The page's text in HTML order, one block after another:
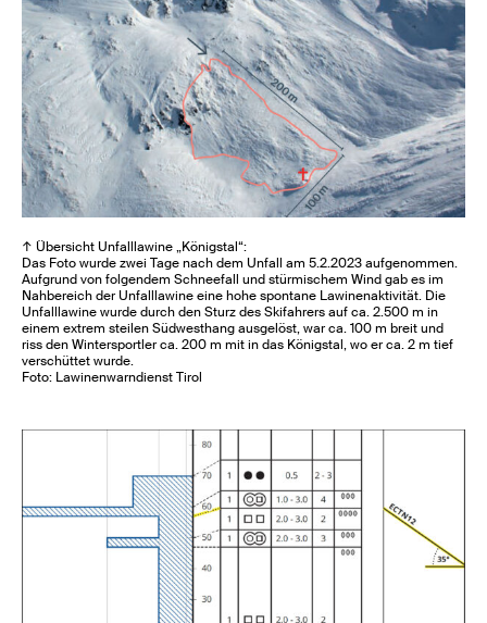
↑ Übersicht Unfalllawine „Königstal“:
Das Foto wurde zwei Tage nach dem Unfall am 5.2.2023 aufgenommen.
Aufgrund von folgendem Schneefall und stürmischem Wind gab es im
Nahbereich der Unfalllawine eine hohe spontane Lawinenaktivität. Die
Unfalllawine wurde durch den Sturz des Skifahrers auf ca. 2.500 m in
einem extrem steilen Südwesthang ausgelöst, war ca. 100 m breit und
riss den Wintersportler ca. 200 m mit in das Königstal, wo er ca. 2 m tief
verschüttet wurde.
Foto: Lawinenwarndienst Tirol